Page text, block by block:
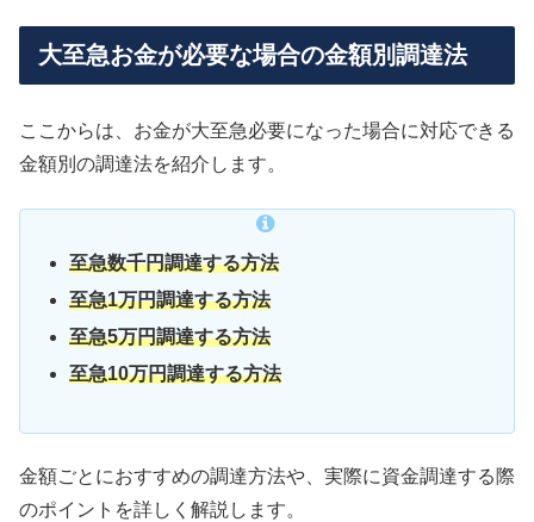
大至急お金が必要な場合の金額別調達法
ここからは、お金が大至急必要になった場合に対応できる
金額別の調達法を紹介します。
至急数千円調達する方法
至急1万円調達する方法
至急5万円調達する方法
至急10万円調達する方法
金額ごとにおすすめの調達方法や、実際に資金調達する際
のポイントを詳しく解説します。